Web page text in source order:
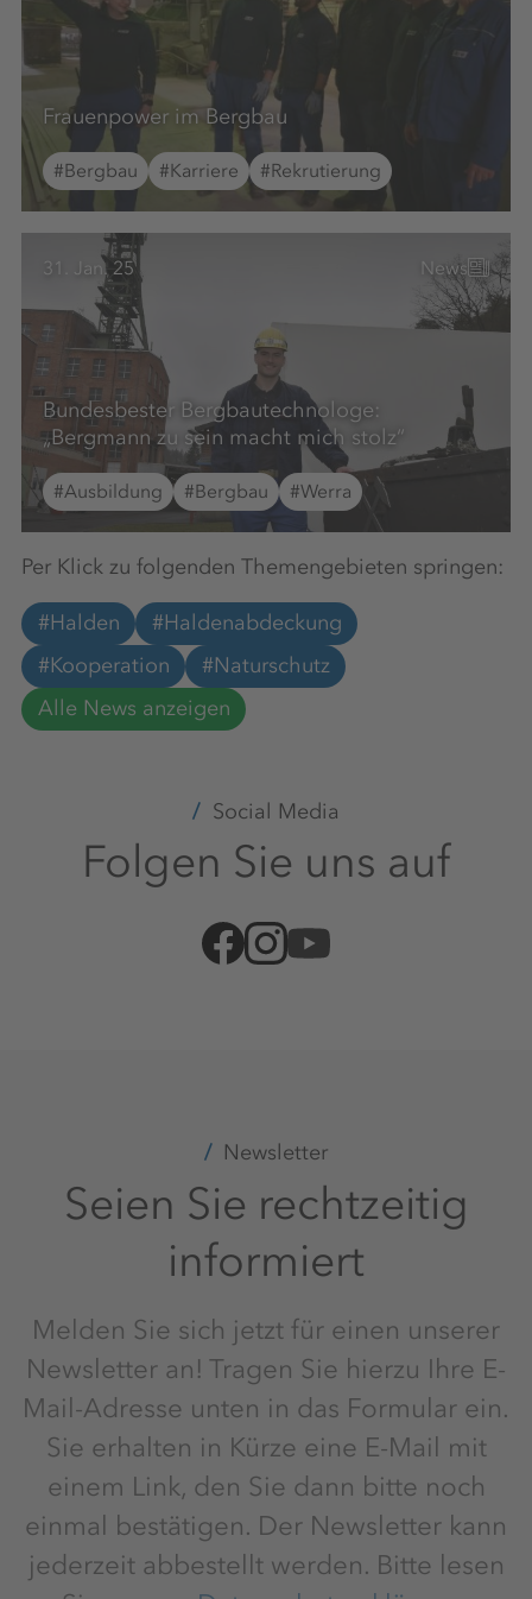
Frauenpower im Bergbau
#Bergbau #Karriere #Rekrutierung
31. Jan. 25 News
Bundesbester Bergbautechnologe:
„Bergmann zu sein macht mich stolz“
#Ausbildung #Bergbau #Werra
Per Klick zu folgenden Themengebieten springen:
#Halden
#Haldenabdeckung
#Kooperation
#Naturschutz
Alle News anzeigen
Social Media
Folgen Sie uns auf
Newsletter
Seien Sie rechtzeitig
informiert
Melden Sie sich jetzt für einen unserer
Newsletter an! Tragen Sie hierzu Ihre E-
Mail-Adresse unten in das Formular ein.
Sie erhalten in Kürze eine E-Mail mit
einem Link, den Sie dann bitte noch
einmal bestätigen. Der Newsletter kann
jederzeit abbestellt werden. Bitte lesen